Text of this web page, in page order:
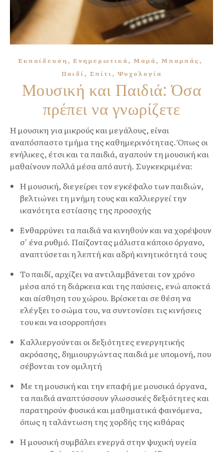
Εκπαίδευση , Ενημερωτικά, Μαμά, Μπαμπάς,
Παιδί, Σπίτι, Ψυχολογία
Μουσική και Παιδιά: Όσα
πρέπει να γνωρίζετε
Η μουσικη για μικρούς και μεγάλους, είναι
αναπόσπαστο τμήμα της καθημερινότητας. Όπως οι
ενήλικες, έτσι και τα παιδιά, αγαπούν τη μουσική και
μαθαίνουν πολλά μέσα από αυτή. Συγκεκριμένα:
Η μουσική, διεγείρει τον εγκέφαλο των παιδιών,
βελτιώνει τη μνήμη τους και καλλιεργεί την
ικανότητα εστίασης της προσοχής
Ενθαρρύνει τα παιδιά να κινηθούν και να χορέψουν
σ’ ένα ρυθμό. Παίζοντας μάλιστα κάποιο όργανο,
αναπτύσεται η λεπτή και αδρή κινητικότητά τους
Το παιδί, αρχίζει να αντιλαμβάνεται τον χρόνο
μέσα από τη διάρκεια και της παύσεις, ενώ αποκτά
και αίσθηση του χώρου. Βρίσκεται σε θέση να
ελέγξει το σώμα του, να συντονίσει τις κινήσεις
του και να ισορροπήσει
Καλλιεργούνται οι δεξιότητες ενεργητικής
ακρόασης, δημιουργώντας παιδιά με υπομονή, που
σέβονται τον ομιλητή
Με τη μουσική και την επαφή με μουσικά όργανα,
τα παιδιά αναπτύσσουν γλωσσικές δεξιότητες και
παρατηρούν φυσικά και μαθηματικά φαινόμενα,
όπως η ταλάντωση της χορδής της κιθάρας
Η μουσική συμβάλει ενεργά στην ψυχική υγεία